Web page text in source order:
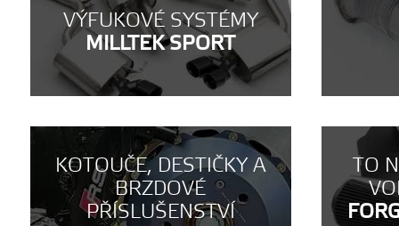
VÝFUKOVÉ SYSTÉMY
MILLTEK SPORT
KOTOUČE, DESTIČKY A
BRZDOVÉ
PŘÍSLUŠENSTVÍ
TO